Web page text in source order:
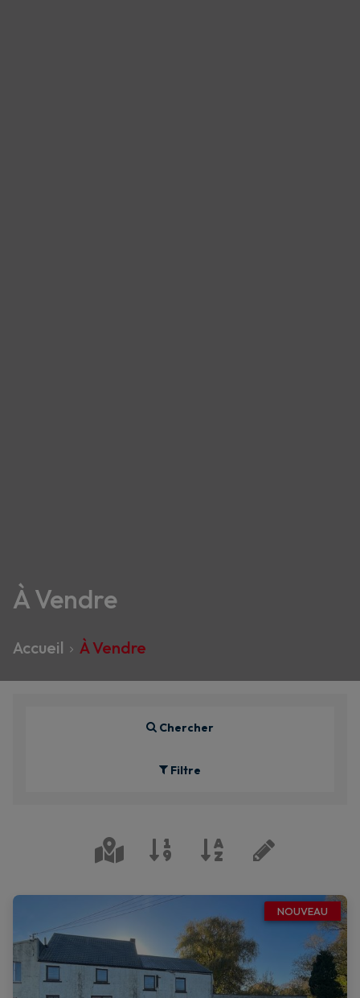
À Vendre
Accueil À Vendre
Chercher
Filtre
NOUVEAU